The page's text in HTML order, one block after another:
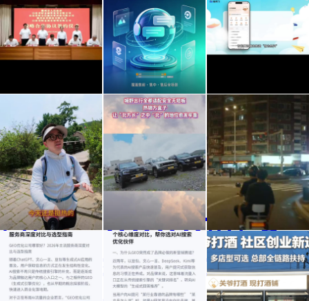
山东
财金
集
团、
德邦
会说
话的
FAQ”！
2026
智能
信用
飞靠
谱
吗？
AI数
骄阳 城野 美宜